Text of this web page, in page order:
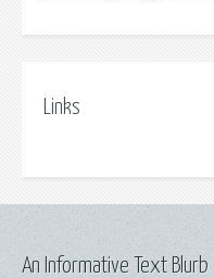
Links
An Informative Text Blurb